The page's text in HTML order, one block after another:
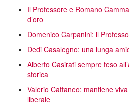
Il Professore e Romano
d’oro
Domenico Carpanini: il
Dedi Casalegno: una lunga
Alberto Casirati sempre teso
storica
Valerio Cattaneo: mantiene
liberale